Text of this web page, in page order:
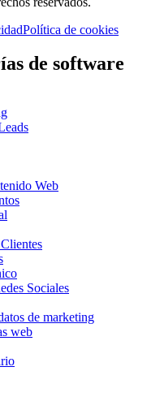
Política de cookies
de software
Web
Sociales
de marketing
web